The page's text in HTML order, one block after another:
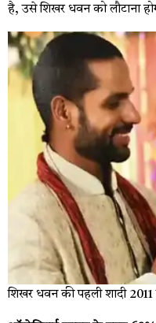
है, उसे श‍िखर धवन को लौटाना
शिखर धवन की पहली शादी 2011